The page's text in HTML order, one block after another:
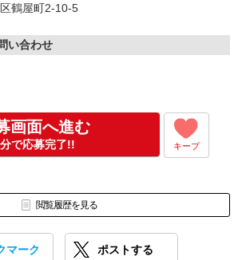
鶴屋町2-10-5
い合わせ
画面へ進む
で応募完了!! キープ
閲覧履歴を見る
マーク ポストする